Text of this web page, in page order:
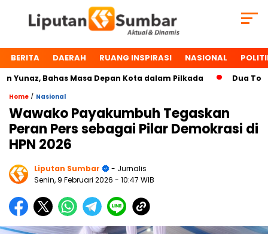
BERITA DAERAH RUANG INSPIRASI NASIONAL
Bahas Masa Depan Kota dalam Pilkada Dua Tokoh
Home / Nasional
Wawako Payakumbuh Tegaskan
Peran Pers sebagai Pilar Demokrasi di
HPN 2026
Liputan Sumbar
- Jurnalis
Senin, 9 Februari 2026 - 10:47 WIB